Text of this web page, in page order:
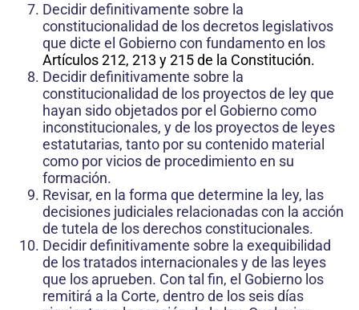
Decidir definitivamente sobre la
constitucionalidad de los decretos legislativos
que dicte el Gobierno con fundamento en los
Artículos 212, 213 y 215 de la Constitución.
Decidir definitivamente sobre la
constitucionalidad de los proyectos de ley que
hayan sido objetados por el Gobierno como
inconstitucionales, y de los proyectos de leyes
estatutarias, tanto por su contenido material
como por vicios de procedimiento en su
formación.
Revisar, en la forma que determine la ley, las
decisiones judiciales relacionadas con la acción
de tutela de los derechos constitucionales.
Decidir definitivamente sobre la exequibilidad
de los tratados internacionales y de las leyes
que los aprueben. Con tal fin, el Gobierno los
remitirá a la Corte, dentro de los seis días